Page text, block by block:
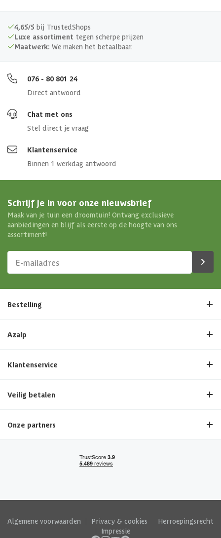
4,65/5 bij TrustedShops
Luxe assortiment tegen scherpe prijzen
Maatwerk: We maken het betaalbaar.
076 - 80 801 24
Direct antwoord
Chat met ons
Stel direct je vraag
Klantenservice
Binnen 1 werkdag antwoord
Schrijf je in voor onze nieuwsbrief
Maak van je tuin een droomtuin! Ontvang exclusieve
aanbiedingen en blijf als eerste op de hoogte van ons
assortiment!
Bestelling
Azalp
Klantenservice
Veilig betalen
Onze partners
Algemene voorwaarden Privacy & cookies
Herroepingsrecht
Impressie